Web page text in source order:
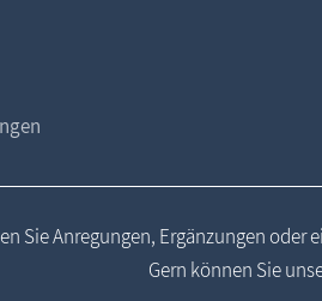
Sie Anregungen, Ergänzungen oder
Gern können Sie